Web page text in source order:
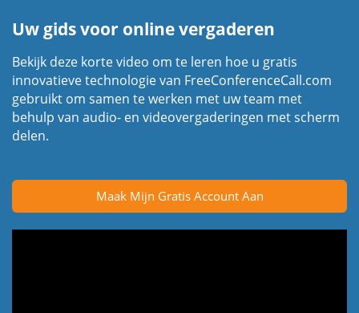
Uw gids voor online vergaderen
Bekijk deze korte video om te leren hoe u gratis
innovatieve technologie van FreeConferenceCall.com
gebruikt om samen te werken met uw team met
behulp van audio- en videovergaderingen met scherm
delen.
Maak Mijn Gratis Account Aan